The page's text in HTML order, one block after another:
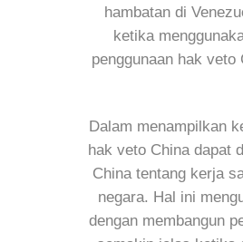
hambatan di
ketika
penggunaan hak
Dalam menampilkan
hak veto China dapat
China tentang kerja
negara. Hal ini
dengan membangun